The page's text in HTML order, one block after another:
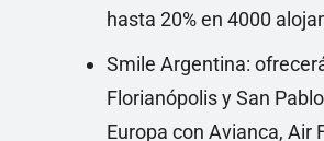
hasta 20% en 4000
Smile Argentina:
Florianópolis y San
Europa con Avianca, Air